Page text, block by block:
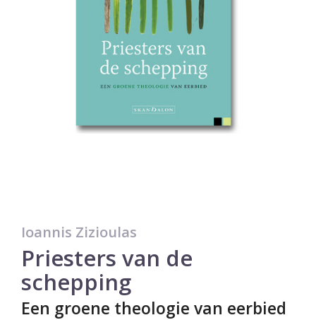
Ioannis Zizioulas
Priesters van de
schepping
Een groene theologie van eerbied